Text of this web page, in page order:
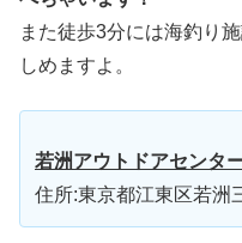
また徒歩3分には海釣り
しめますよ。
若洲アウトドアセンタ
住所:東京都江東区若洲